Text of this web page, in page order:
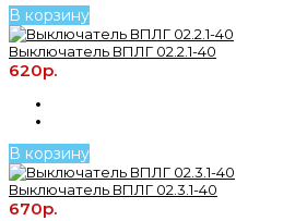
В корзину
Выключатель ВПЛГ 02.2.1-40
620р.
В корзину
Выключатель ВПЛГ 02.3.1-40
670р.